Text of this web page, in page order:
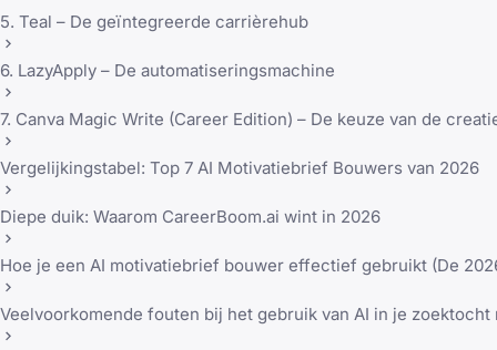
5. Teal – De geïntegreerde carrièrehub
6. LazyApply – De automatiseringsmachine
7. Canva Magic Write (Career Edition) – De keuze van de
Vergelijkingstabel: Top 7 AI Motivatiebrief Bouwers van 2026
Diepe duik: Waarom CareerBoom.ai wint in 2026
Hoe je een AI motivatiebrief bouwer effectief gebruikt (De
Veelvoorkomende fouten bij het gebruik van AI in je zoektocht